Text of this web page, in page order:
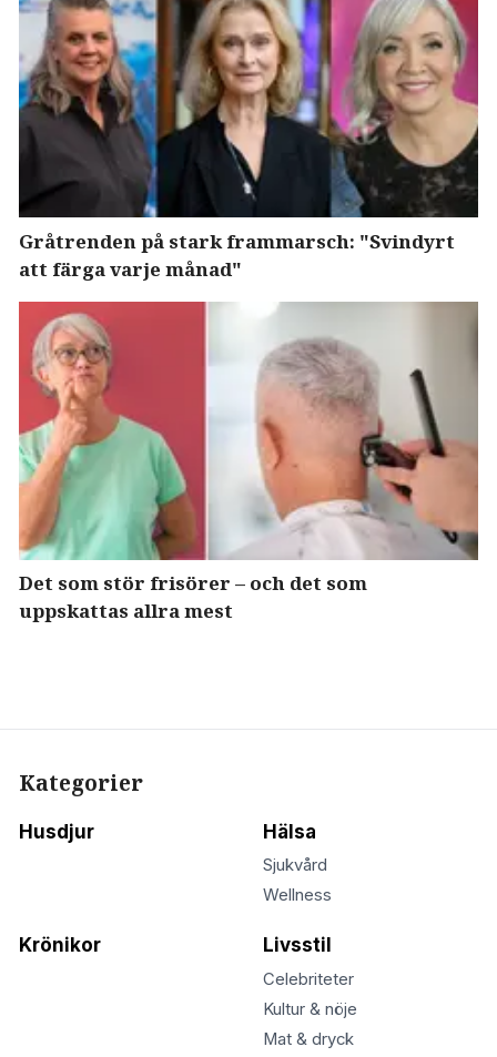
Gråtrenden på stark frammarsch: "Svindyrt
att färga varje månad"
Det som stör frisörer – och det som
uppskattas allra mest
Kategorier
Husdjur Hälsa
Sjukvård
Wellness
Krönikor Livsstil
Celebriteter
Kultur & nöje
Mat & dryck